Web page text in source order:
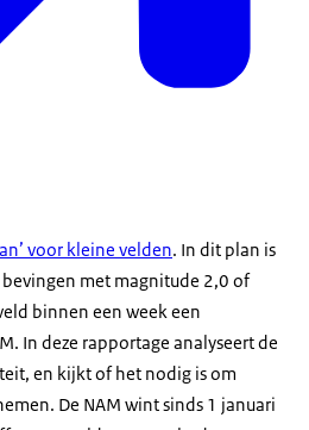
voor kleine velden. In dit plan is
met magnitude 2,0 of
binnen een week een
In deze rapportage analyseert de
en kijkt of het nodig is om
De NAM wint sinds 1 januari